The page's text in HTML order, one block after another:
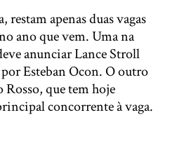
restam apenas duas vagas
ano que vem. Uma na
anunciar Lance Stroll
Esteban Ocon. O outro
que tem hoje
concorrente à vaga.